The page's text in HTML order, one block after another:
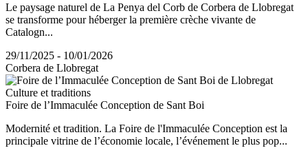
Le paysage naturel de La Penya del Corb de Corbera de Llobregat
se transforme pour héberger la première crèche vivante de
Catalogn...
29/11/2025 - 10/01/2026
Corbera de Llobregat
Culture et traditions
Foire de l’Immaculée Conception de Sant Boi
Modernité et tradition. La Foire de l'Immaculée Conception est la
principale vitrine de l’économie locale, l’événement le plus pop...